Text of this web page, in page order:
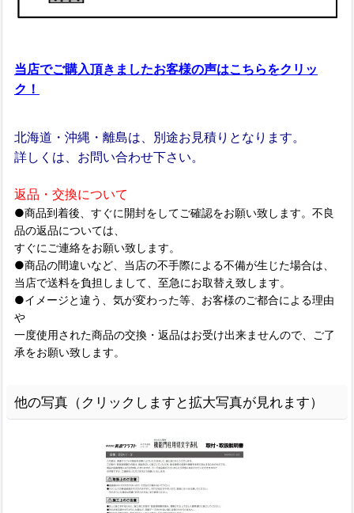
当店でご購入頂きましたお客様の声はこちらをクリッ
ク！
北海道・沖縄・離島は、別途お見積りとなります。
詳しくは、お問い合わせ下さい。
返品・交換について
●商品到着後、すぐに開封をしてご確認をお願い致します。不良
品の返品については、
すぐにご連絡をお願い致します。
●商品の間違いなど、当店の不手際による不備が生じた場合は、
当店で送料を負担しまして、至急にお取替え致します。
●イメージと違う、気が変わった等、お客様のご都合による理由
や
一度使用された商品の交換・返品はお受け出来ませんので、ご了
承をお願い致します。
他の写真（クリックしますと拡大写真が見れます）